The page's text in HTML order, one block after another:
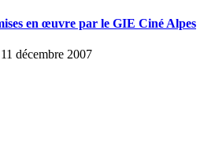
en œuvre par le GIE Ciné Alpes
décembre 2007